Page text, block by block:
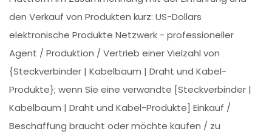
den Verkauf von Produkten kurz: US-Dollars
elektronische Produkte Netzwerk - professioneller
Agent / Produktion / Vertrieb einer Vielzahl von
{Steckverbinder | Kabelbaum | Draht und Kabel-
Produkte}; wenn Sie eine verwandte [Steckverbinder |
Kabelbaum | Draht und Kabel-Produkte] Einkauf /
Beschaffung braucht oder möchte kaufen / zu